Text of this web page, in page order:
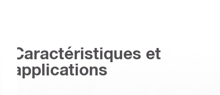
Caractéristiques et
applications